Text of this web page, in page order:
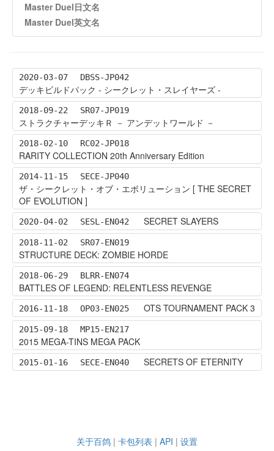
Master Duel日文名
Master Duel英文名
2020-03-07 DBSS-JP042
デッキビルドパック - シークレット・スレイヤーズ -
2018-09-22 SR07-JP019
ストラクチャーデッキＲ － アンデットワールド －
2018-02-10 RC02-JP018
RARITY COLLECTION 20th Anniversary Edition
2014-11-15 SECE-JP040
ザ・シークレット・オブ・エボリューション [ THE SECRET
OF EVOLUTION ]
2020-04-02 SESL-EN042 SECRET SLAYERS
2018-11-02 SR07-EN019
STRUCTURE DECK: ZOMBIE HORDE
2018-06-29 BLRR-EN074
BATTLES OF LEGEND: RELENTLESS REVENGE
2016-11-18 OP03-EN025 OTS TOURNAMENT PACK 3
2015-09-18 MP15-EN217
2015 MEGA-TINS MEGA PACK
2015-01-16 SECE-EN040 SECRETS OF ETERNITY
关于百鸽 | 卡包列表 | API | 设置